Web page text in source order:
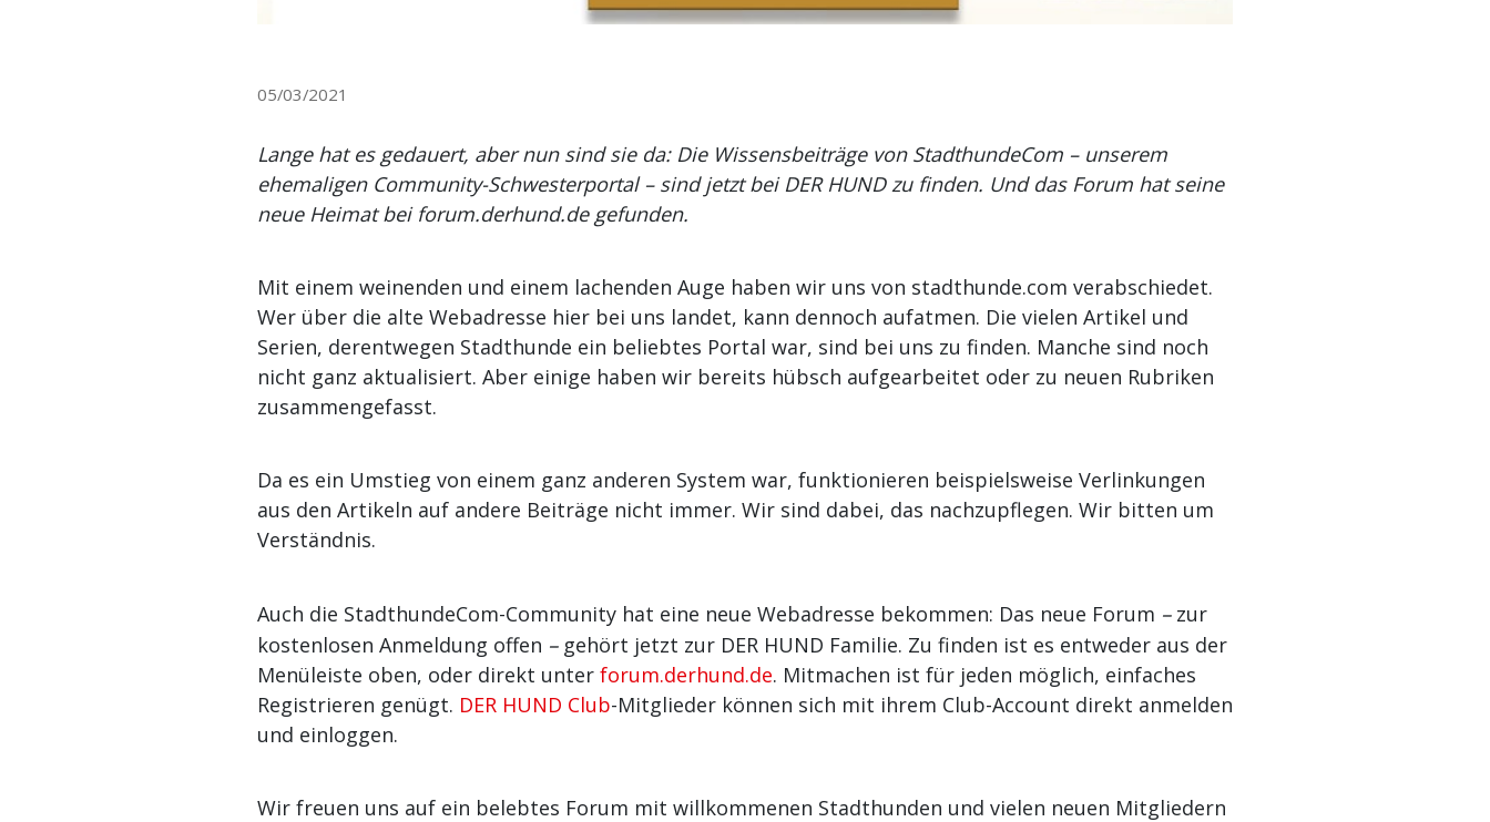
05/03/2021
Lange hat es gedauert, aber nun sind sie da: Die Wissensbeiträge von StadthundeCom – unserem
ehemaligen Community-Schwesterportal – sind jetzt bei DER HUND zu finden. Und das Forum hat seine
neue Heimat bei forum.derhund.de gefunden.
Mit einem weinenden und einem lachenden Auge haben wir uns von stadthunde.com verabschiedet.
Wer über die alte Webadresse hier bei uns landet, kann dennoch aufatmen. Die vielen Artikel und
Serien, derentwegen Stadthunde ein beliebtes Portal war, sind bei uns zu finden. Manche sind noch
nicht ganz aktualisiert. Aber einige haben wir bereits hübsch aufgearbeitet oder zu neuen Rubriken
zusammengefasst.
Da es ein Umstieg von einem ganz anderen System war, funktionieren beispielsweise Verlinkungen
aus den Artikeln auf andere Beiträge nicht immer. Wir sind dabei, das nachzupflegen. Wir bitten um
Verständnis.
Auch die StadthundeCom-Community hat eine neue Webadresse bekommen: Das neue Forum – zur
kostenlosen Anmeldung offen – gehört jetzt zur DER HUND Familie. Zu finden ist es entweder aus der
Menüleiste oben, oder direkt unter forum.derhund.de. Mitmachen ist für jeden möglich, einfaches
Registrieren genügt. DER HUND Club-Mitglieder können sich mit ihrem Club-Account direkt anmelden
und einloggen.
Wir freuen uns auf ein belebtes Forum mit willkommenen Stadthunden und vielen neuen Mitgliedern